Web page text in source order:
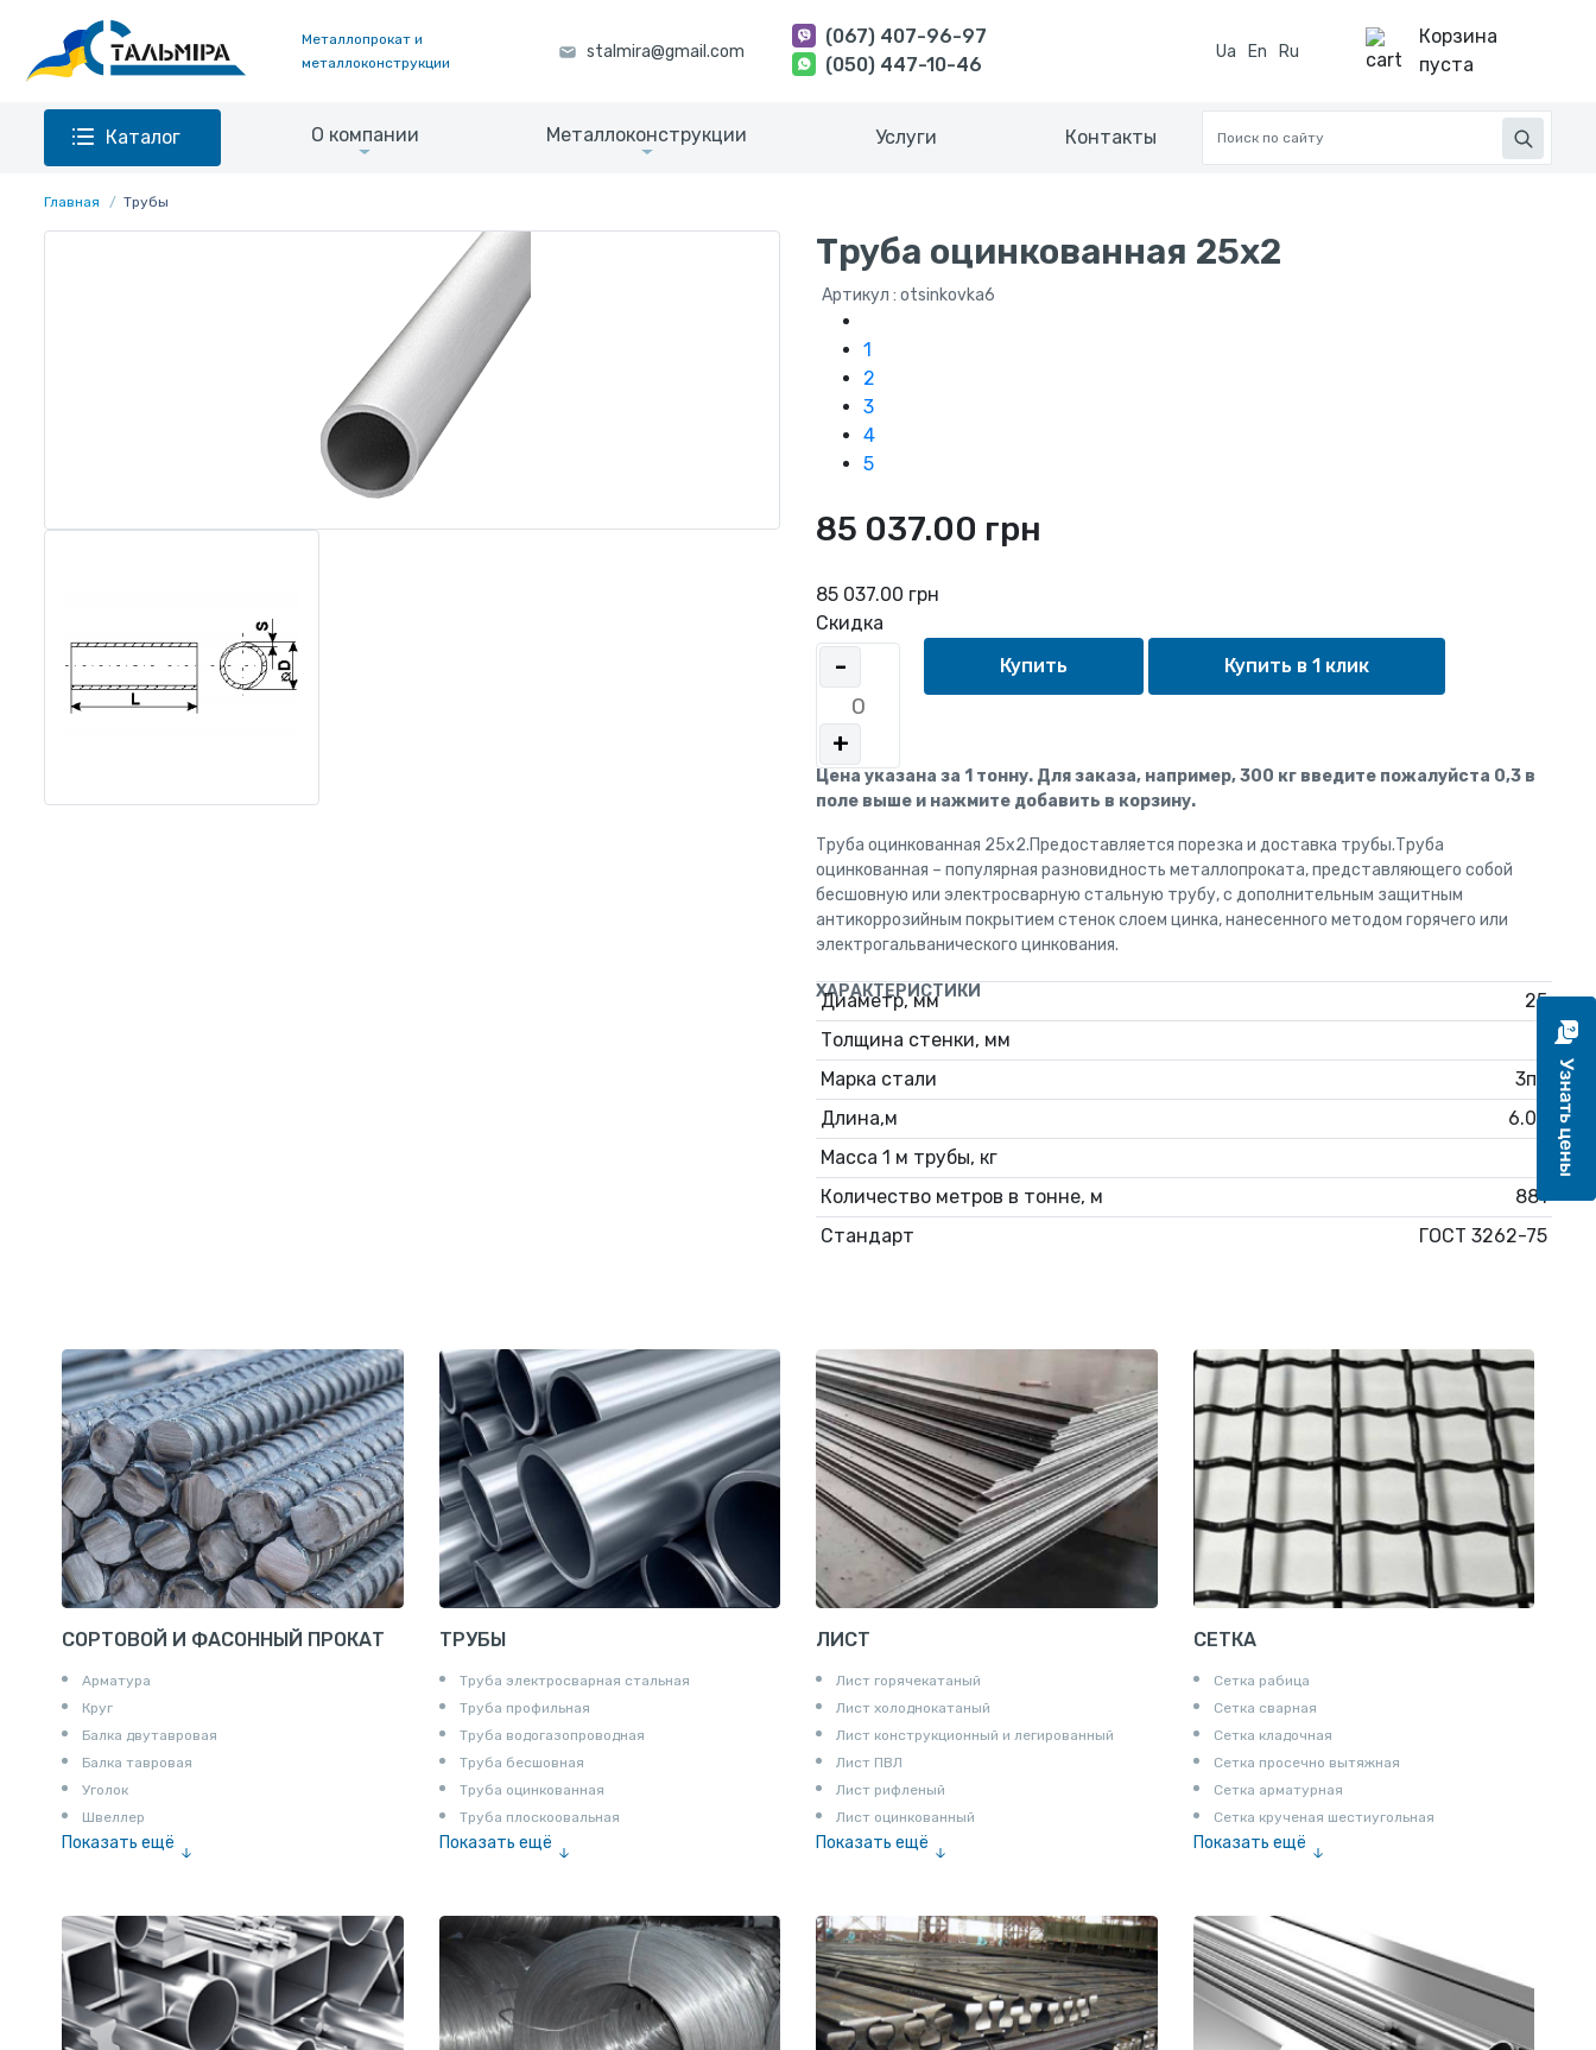
Металлопрокат и
металлоконструкции
(067) 407-96-97
(050) 447-10-46
Ua En Ru
Корзина
пуста
Каталог О компании Металлоконструкции Услуги Контакты
Главная Трубы
Труба оцинкованная 25x2
Артикул : otsinkovka6
1
2
3
4
5
85 037.00 грн
85 037.00 грн
Скидка
-
+
Купить в 1 клик
Цена указана за 1 тонну. Для заказа, например, 300 кг введите пожалуйста 0,3 в
поле выше и нажмите добавить в корзину.
Труба оцинкованная 25x2.Предоставляется порезка и доставка трубы.Труба
оцинкованная – популярная разновидность металлопроката, представляющего собой
бесшовную или электросварную стальную трубу, с дополнительным защитным
антикоррозийным покрытием стенок слоем цинка, нанесенного методом горячего или
электрогальванического цинкования.
ХАРАКТЕРИСТИКИ
Диаметр, мм
25
Толщина стенки, мм
Марка стали
3пс
Длина,м
6.05
Масса 1 м трубы, кг
Количество метров в тонне, м
881
Стандарт
ГОСТ 3262-75
СОРТОВОЙ И ФАСОННЫЙ ПРОКАТ
Арматура
Круг
Балка двутавровая
Балка тавровая
Уголок
Швеллер
Показать ещё
Катанка
Шестигранник
Полособульб
Полукруг
Шпунт Ларсена
ТРУБЫ
Труба электросварная стальная
Труба профильная
Труба водогазопроводная
Труба бесшовная
Труба оцинкованная
Труба плоскоовальная
Показать ещё
ЛИСТ
Лист горячекатаный
Лист холоднокатаный
Лист конструкционный и легированный
Лист ПВЛ
Лист рифленый
Лист оцинкованный
Показать ещё
СЕТКА
Сетка рабица
Сетка сварная
Сетка кладочная
Сетка просечно вытяжная
Сетка арматурная
Сетка крученая шестиугольная
Показать ещё